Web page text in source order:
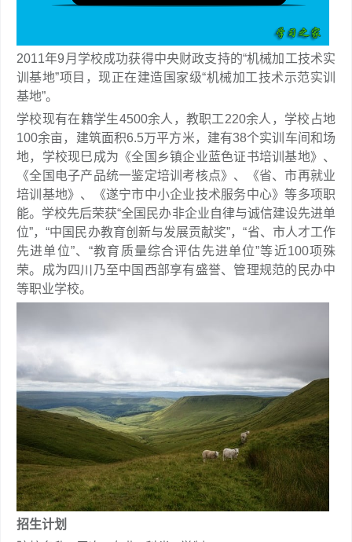
2011年9月学校成功获得中央财政支持的“机械加工技术实
训基地”项目，现正在建造国家级“机械加工技术示范实训
基地”。
学校现有在籍学生4500余人，教职工220余人，学校占地
100余亩，建筑面积6.5万平方米，建有38个实训车间和场
地，学校现巳成为《全国乡镇企业蓝色证书培训基地》、
《全国电子产品统一鉴定培训考核点》、《省、市再就业
培训基地》、《遂宁市中小企业技术服务中心》等多项职
能。学校先后荣获“全国民办非企业自律与诚信建设先进单
位”，“中国民办教育创新与发展贡献奖”，“省、市人才工作
先进单位”、“教育质量综合评估先进单位”等近100项殊
荣。成为四川乃至中国西部享有盛誉、管理规范的民办中
等职业学校。
招生计划